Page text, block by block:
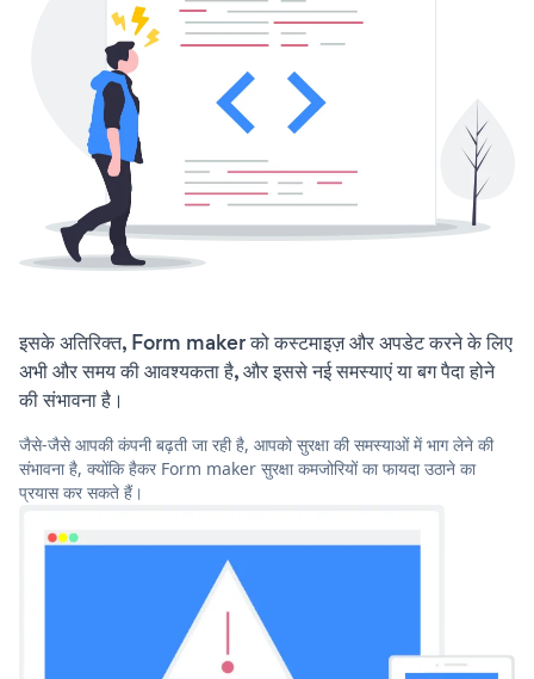
इसके अतिरिक्त, Form maker को कस्टमाइज़ और अपडेट करने के लिए
अभी और समय की आवश्यकता है, और इससे नई समस्याएं या बग पैदा होने
की संभावना है।
जैसे-जैसे आपकी कंपनी बढ़ती जा रही है, आपको सुरक्षा की समस्याओं में भाग लेने की
संभावना है, क्योंकि हैकर Form maker सुरक्षा कमजोरियों का फायदा उठाने का
प्रयास कर सकते हैं।